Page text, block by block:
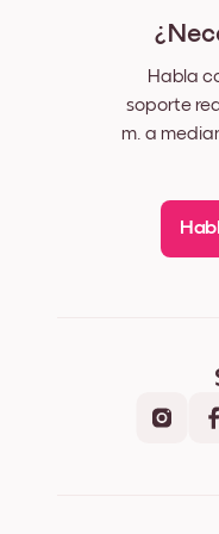
Habla
soporte
m. a